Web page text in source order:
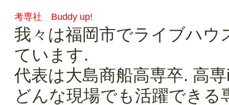
考専社 Buddy up!
我々は福岡市でライブハウ
ています.
代表は大島商船高専卒. 高
どんな現場でも活躍でき